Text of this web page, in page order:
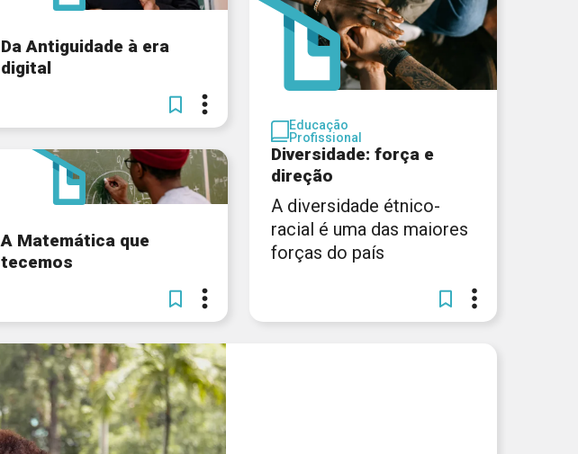
Da Antiguidade à era
digital
A Matemática que
tecemos
Educação
Profissional
Diversidade: força e
direção
A diversidade étnico-
racial é uma das maiores
forças do país